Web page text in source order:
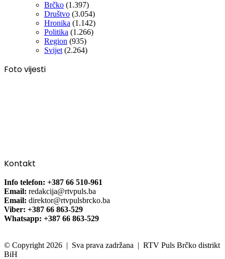
Brčko (1.397)
Društvo (3.054)
Hronika (1.142)
Politika (1.266)
Region (935)
Svijet (2.264)
Foto vijesti
Kontakt
Info telefon: +387 66 510-961
Email: redakcija@rtvpuls.ba
Email: direktor@rtvpulsbrcko.ba
Viber: +387 66 863-529
Whatsapp: +387 66 863-529
© Copyright 2026 | Sva prava zadržana | RTV Puls Brčko distrikt
BiH